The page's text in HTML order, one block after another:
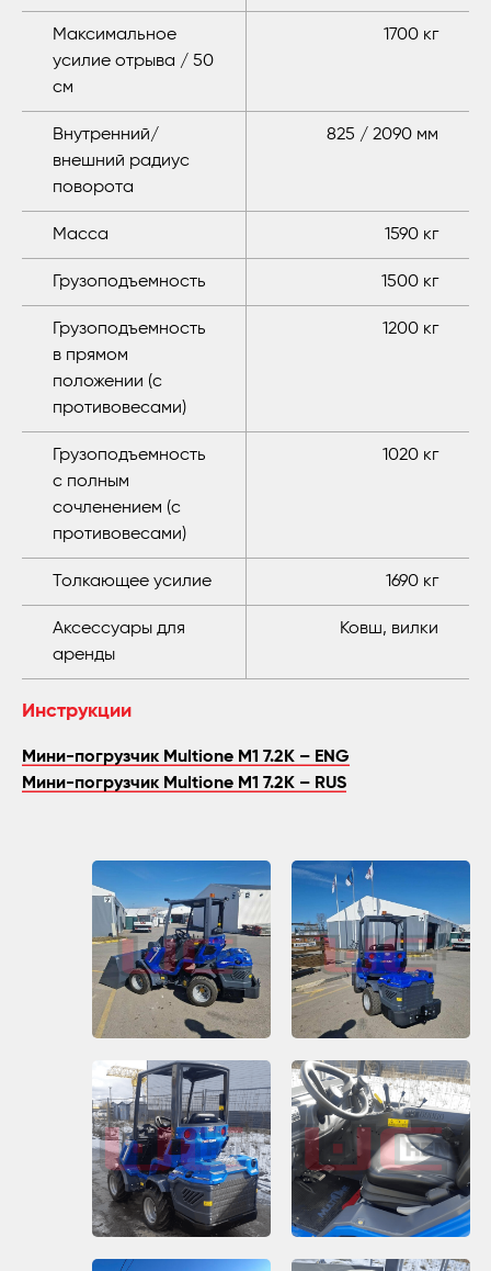
Максимальное
усилие отрыва / 50
см
1700 кг
Внутренний/
внешний радиус
поворота
825 / 2090 мм
Масса 1590 кг
Грузоподъемность 1500 кг
Грузоподъемность
в прямом
положении (с
противовесами)
1200 кг
Грузоподъемность
с полным
сочленением (с
противовесами)
1020 кг
Толкающее усилие 1690 кг
Аксессуары для
аренды
Ковш, вилки
Инструкции
Мини-погрузчик Multione M1 7.2K – ENG
Мини-погрузчик Multione M1 7.2K – RUS